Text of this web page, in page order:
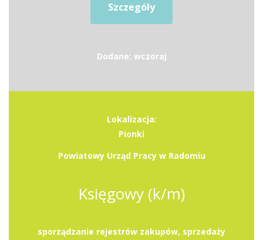
Szczegóły
Dodane: wczoraj
Lokalizacja:
Pionki
Powiatowy Urząd Pracy w Radomiu
Księgowy (k/m)
sporządzanie rejestrów zakupów, sprzedaży